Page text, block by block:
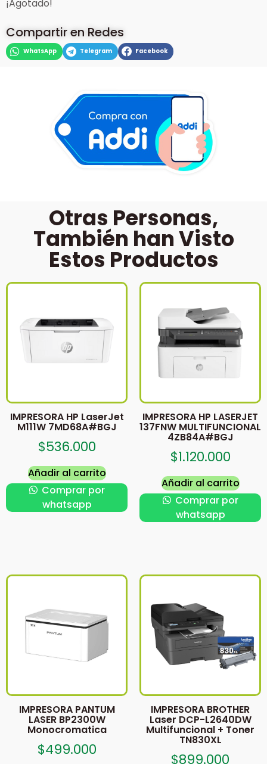
¡Agotado!
Compartir en Redes
WhatsApp Telegram Facebook
Otras Personas,
También han Visto
Estos Productos
IMPRESORA HP LaserJet
M111W 7MD68A#BGJ
$536.000
Añadir al carrito
Comprar por
whatsapp
IMPRESORA HP LASERJET
137FNW MULTIFUNCIONAL
4ZB84A#BGJ
$1.120.000
Añadir al carrito
Comprar por
whatsapp
IMPRESORA PANTUM
LASER BP2300W
Monocromatica
$499.000
IMPRESORA BROTHER
Laser DCP-L2640DW
Multifuncional + Toner
TN830XL
$899.000